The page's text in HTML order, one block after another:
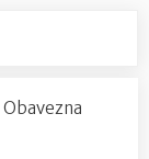
Obavezna